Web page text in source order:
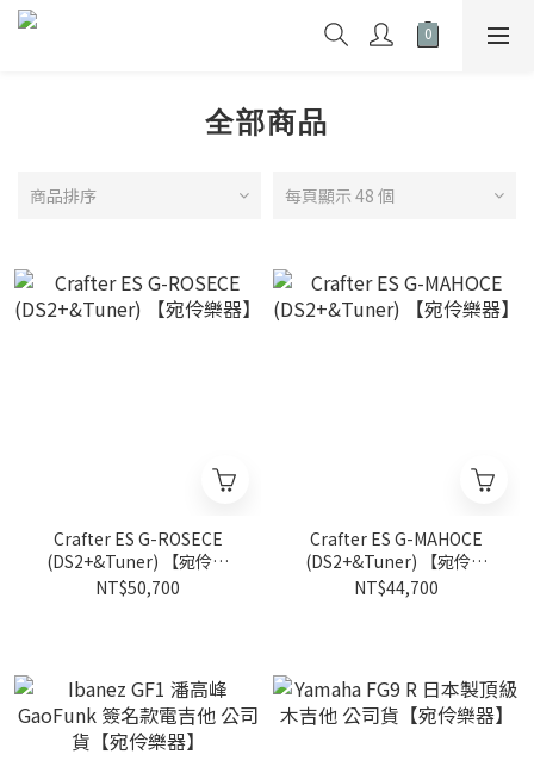
全部商品
商品排序 每頁顯示 48 個
Crafter ES G-ROSECE
(DS2+&Tuner) 【宛伶樂
器】
NT$50,700
Crafter ES G-MAHOCE
(DS2+&Tuner) 【宛伶樂
器】
NT$44,700